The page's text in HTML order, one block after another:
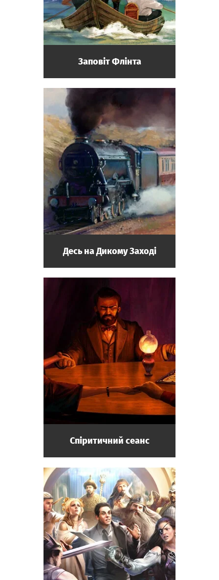
Заповіт Флінта
Десь на Дикому Заході
Спіритичний сеанс